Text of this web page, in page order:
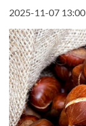
2025-11-07 13:00